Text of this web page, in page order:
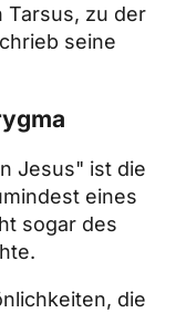
Tarsus, zu der
seine
Jesus" ist die
eines
sogar des
die